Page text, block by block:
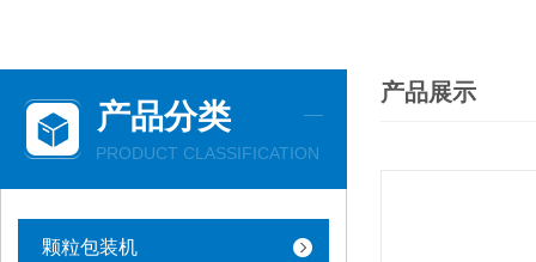
产品分类
PRODUCT CLASSIFICATION
颗粒包装机
产品展示